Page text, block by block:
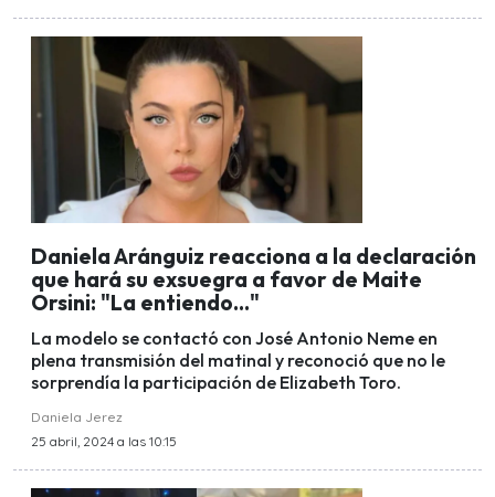
Daniela Aránguiz reacciona a la declaración
que hará su exsuegra a favor de Maite
Orsini: "La entiendo..."
La modelo se contactó con José Antonio Neme en
plena transmisión del matinal y reconoció que no le
sorprendía la participación de Elizabeth Toro.
Daniela Jerez
25 abril, 2024 a las 10:15